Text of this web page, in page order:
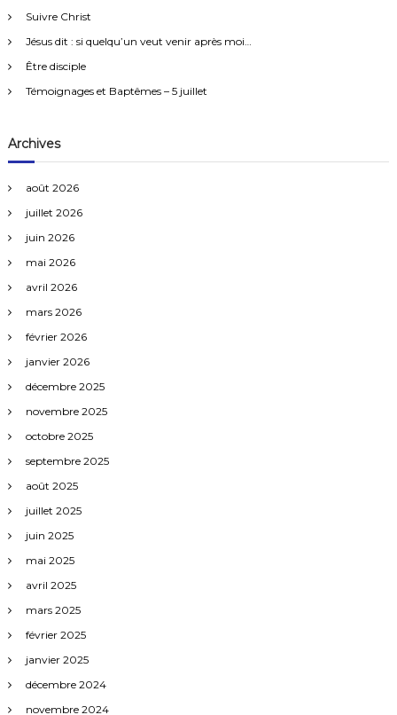
a
t
i
o
n
d
e
s
a
r
t
i
c
l
e
s
h
e
:
Suivre Christ
Jésus dit : si quelqu’un veut venir après moi…
Être disciple
Témoignages et Baptêmes – 5 juillet
Archives
août 2026
juillet 2026
juin 2026
mai 2026
avril 2026
mars 2026
février 2026
janvier 2026
décembre 2025
novembre 2025
octobre 2025
septembre 2025
août 2025
juillet 2025
juin 2025
mai 2025
avril 2025
mars 2025
février 2025
janvier 2025
décembre 2024
novembre 2024